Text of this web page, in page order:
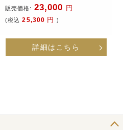
販売価格: 23,000 円
(税込 25,300 円)
詳細はこちら